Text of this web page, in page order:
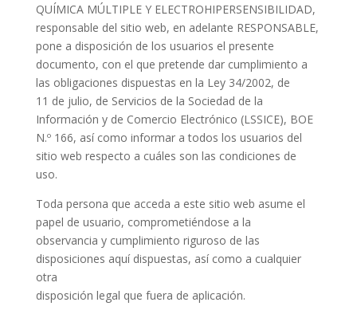
QUÍMICA MÚLTIPLE Y ELECTROHIPERSENSIBILIDAD,
responsable del sitio web, en adelante RESPONSABLE,
pone a disposición de los usuarios el presente
documento, con el que pretende dar cumplimiento a
las obligaciones dispuestas en la Ley 34/2002, de
11 de julio, de Servicios de la Sociedad de la
Información y de Comercio Electrónico (LSSICE), BOE
N.º 166, así como informar a todos los usuarios del
sitio web respecto a cuáles son las condiciones de
uso.
Toda persona que acceda a este sitio web asume el
papel de usuario, comprometiéndose a la
observancia y cumplimiento riguroso de las
disposiciones aquí dispuestas, así como a cualquier
otra
disposición legal que fuera de aplicación.